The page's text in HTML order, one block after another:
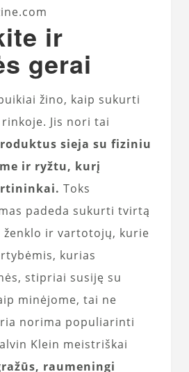
ir
gerai
žino, kaip sukurti
Jis nori tai
sieja su fiziniu
ir ryžtu, kurį
Toks
padeda sukurti tvirtą
ženklo ir vartotojų, kurie
kurias
stipriai susiję su
minėjome, tai ne
norima populiarinti
Klein meistriškai
raumeningi